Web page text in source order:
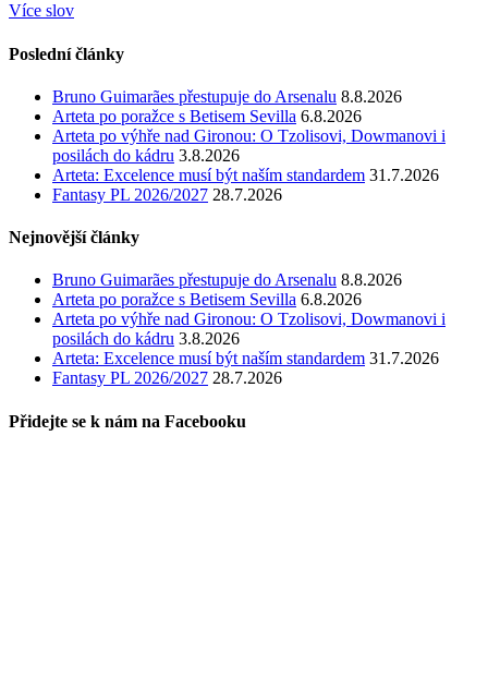
Více slov
Poslední články
Bruno Guimarães přestupuje do Arsenalu 8.8.2026
Arteta po poražce s Betisem Sevilla 6.8.2026
Arteta po výhře nad Gironou: O Tzolisovi, Dowmanovi i
posilách do kádru 3.8.2026
Arteta: Excelence musí být naším standardem 31.7.2026
Fantasy PL 2026/2027 28.7.2026
Nejnovější články
Bruno Guimarães přestupuje do Arsenalu 8.8.2026
Arteta po poražce s Betisem Sevilla 6.8.2026
Arteta po výhře nad Gironou: O Tzolisovi, Dowmanovi i
posilách do kádru 3.8.2026
Arteta: Excelence musí být naším standardem 31.7.2026
Fantasy PL 2026/2027 28.7.2026
Přidejte se k nám na Facebooku